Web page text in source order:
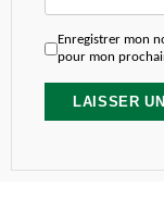
Enregistrer mon
pour mon